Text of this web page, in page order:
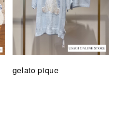
gelato pique